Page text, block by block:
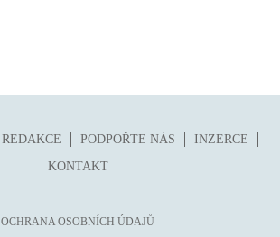
REDAKCE PODPOŘTE NÁS
INZERCE
KONTAKT
OCHRANA OSOBNÍCH ÚDAJŮ